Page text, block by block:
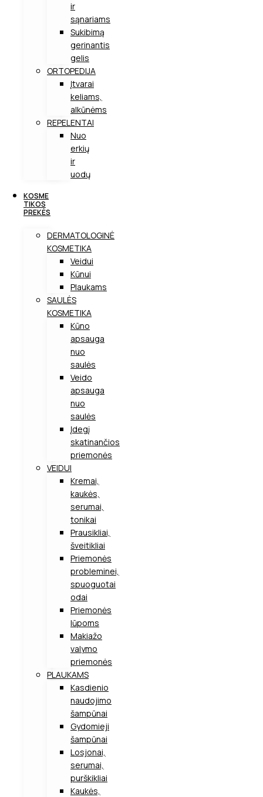
ir
sąnariams
Sukibimą
gerinantis
gelis
ORTOPEDIJA
Įtvarai
keliams,
alkūnėms
REPELENTAI
Nuo
erkių
ir
uodų
KOSME
TIKOS
PREKĖS
DERMATOLOGINĖ
KOSMETIKA
Veidui
Kūnui
Plaukams
SAULĖS
KOSMETIKA
Kūno
apsauga
nuo
saulės
Veido
apsauga
nuo
saulės
Įdegį
skatinančios
priemonės
VEIDUI
Kremai,
kaukės,
serumai,
tonikai
Prausikliai,
šveitikliai
Priemonės
probleminei,
spuoguotai
odai
Priemonės
lūpoms
Makiažo
valymo
priemonės
PLAUKAMS
Kasdienio
naudojimo
šampūnai
Gydomieji
šampūnai
Losjonai,
serumai,
purškikliai
Kaukės,